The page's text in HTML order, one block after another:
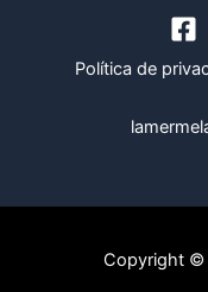
Política de
Copyright ©